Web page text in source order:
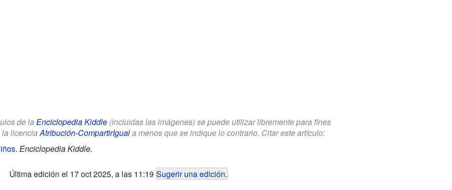
de la Enciclopedia Kiddle(incluidas las imágenes) se puede utilizar libremente para fines
la licenciaAtribución-CompartirIguala menos que se indique lo contrario. Citar este artículo:
. Enciclopedia Kiddle.
Última edición el 17 oct 2025, a las 11:19 Sugerir una edición.